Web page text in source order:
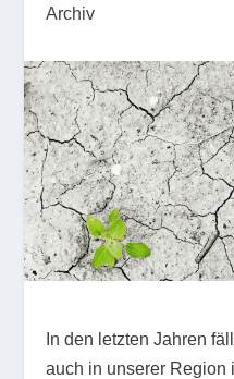
Archiv
In den letzten Jahren
auch in unserer Region